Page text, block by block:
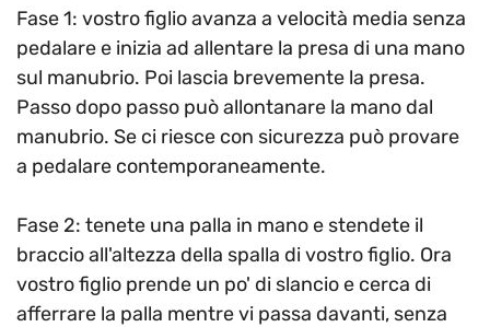
Fase 1: vostro figlio avanza a velocità media senza
pedalare e inizia ad allentare la presa di una mano
sul manubrio. Poi lascia brevemente la presa.
Passo dopo passo può allontanare la mano dal
manubrio. Se ci riesce con sicurezza può provare
a pedalare contemporaneamente.
Fase 2: tenete una palla in mano e stendete il
braccio all'altezza della spalla di vostro figlio. Ora
vostro figlio prende un po' di slancio e cerca di
afferrare la palla mentre vi passa davanti, senza